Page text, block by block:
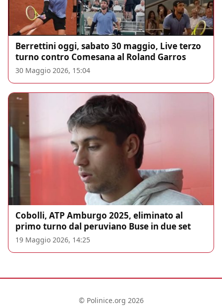
Berrettini oggi, sabato 30 maggio, Live terzo
turno contro Comesana al Roland Garros
30 Maggio 2026, 15:04
Cobolli, ATP Amburgo 2025, eliminato al
primo turno dal peruviano Buse in due set
19 Maggio 2026, 14:25
© Polinice.org 2026